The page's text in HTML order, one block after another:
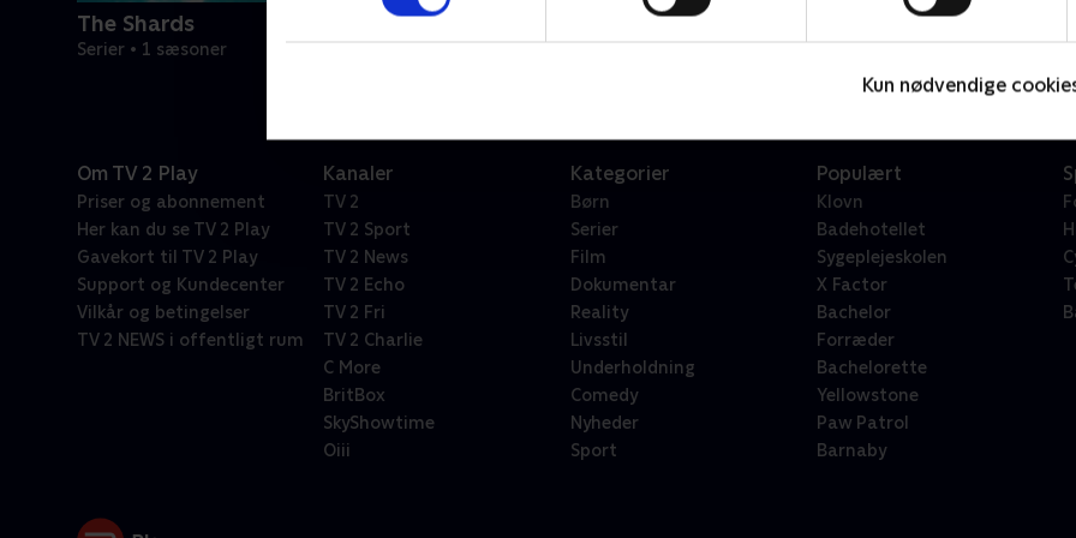
Kun nødvendige
The Shards
Serier • 1 sæsoner
Star Wars: Visions Presents - The Ninth Jedi
Om TV 2 Play
Priser og abonnement
Her kan du se TV 2 Play
Gavekort til TV 2 Play
Support og Kundecenter
Vilkår og betingelser
TV 2 NEWS i offentligt rum
Kanaler
TV 2
TV 2 Sport
TV 2 News
TV 2 Echo
TV 2 Fri
TV 2 Charlie
C More
BritBox
SkyShowtime
Oiii
Kategorier
Børn
Serier
Film
Dokumentar
Reality
Livsstil
Underholdning
Comedy
Nyheder
Sport
Populært
Klovn
Badehotellet
Sygeplejeskolen
X Factor
Bachelor
Forræder
Bachelorette
Yellowstone
Paw Patrol
Barnaby